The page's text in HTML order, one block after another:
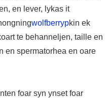
en lever, lykas it
wolfberrypkin ek
te behanneljen, taille en
en spermatorhea en oare
foar syn ynset foar